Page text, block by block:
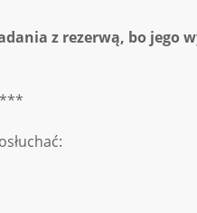
z rezerwą, bo jego
***